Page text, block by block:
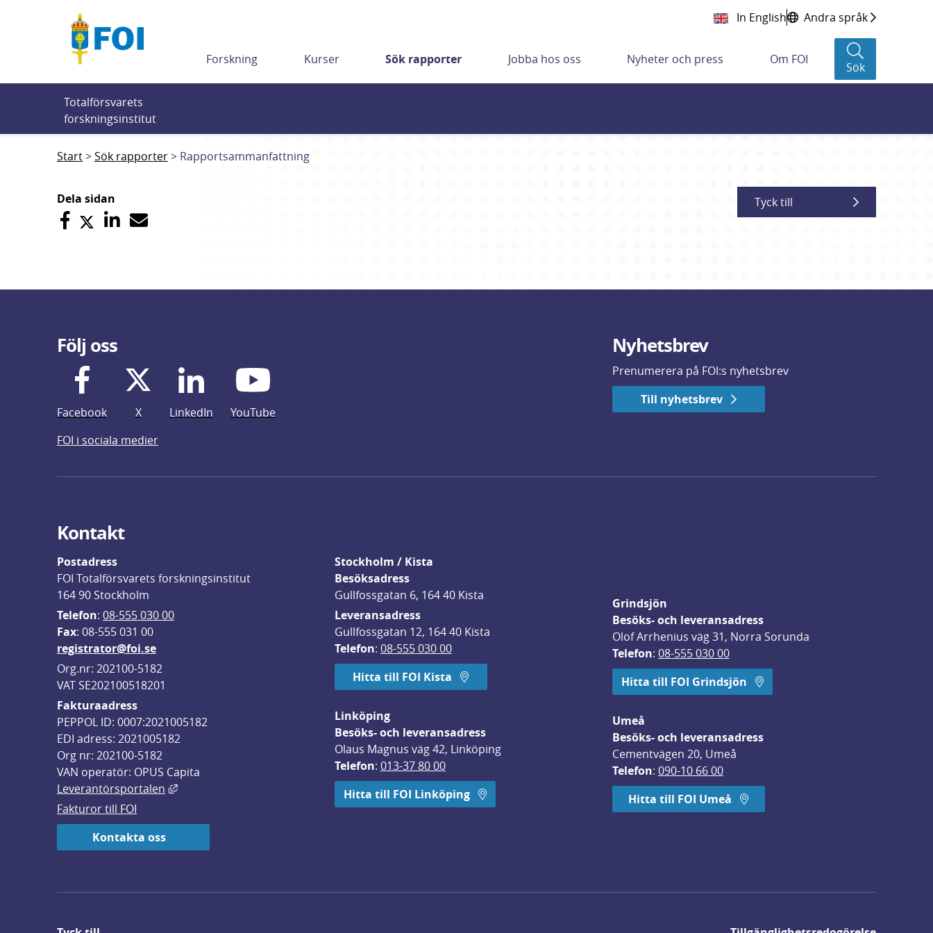
In English Andra språk
Forskning Kurser Sök rapporter Jobba hos oss Nyheter och press Om FOI
Sök
Totalförsvarets
forskningsinstitut
Start Sök rapporter Rapportsammanfattning
Dela sidan Tyck till
Följ oss
Facebook X LinkedIn
YouTube
FOI i sociala medier
Nyhetsbrev
Prenumerera på FOI:s nyhetsbrev
Till nyhetsbrev
Kontakt
Postadress
FOI Totalförsvarets forskningsinstitut
164 90 Stockholm
Telefon: 08-555 030 00
Fax: 08-555 031 00
registrator@foi.se
Org.nr: 202100-5182
VAT SE202100518201
Fakturaadress
PEPPOL ID: 0007:2021005182
EDI adress: 2021005182
Org nr: 202100-5182
VAN operatör: OPUS Capita
Leverantörsportalen
Länk till annan webbplats, öppnas i nytt fönster.
Fakturor till FOI
Kontakta oss
Stockholm / Kista
Besöksadress
Gullfossgatan 6, 164 40 Kista
Leveransadress
Gullfossgatan 12, 164 40 Kista
Telefon: 08-555 030 00
Hitta till FOI Kista
Linköping
Besöks- och leveransadress
Olaus Magnus väg 42, Linköping
Telefon: 013-37 80 00
Hitta till FOI Linköping
Grindsjön
Besöks- och leveransadress
Olof Arrhenius väg 31, Norra Sorunda
Telefon: 08-555 030 00
Hitta till FOI Grindsjön
Umeå
Besöks- och leveransadress
Cementvägen 20, Umeå
Telefon: 090-10 66 00
Hitta till FOI Umeå